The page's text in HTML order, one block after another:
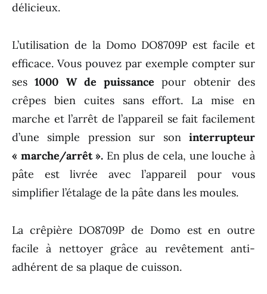
délicieux.
L’utilisation de la Domo DO8709P est facile et
efficace. Vous pouvez par exemple compter sur
ses1000 W de puissance pour obtenir des
crêpes bien cuites sans effort. La mise en
marche et l’arrêt de l’appareil se fait facilement
d’une simple pression sur son interrupteur
« marche/arrêt ». En plus de cela, une louche à
pâte est livrée avec l’appareil pour vous
simplifier l’étalage de la pâte dans les moules.
La crêpière DO8709P de Domo est en outre
facile à nettoyer grâce au revêtement anti-
adhérent de sa plaque de cuisson.